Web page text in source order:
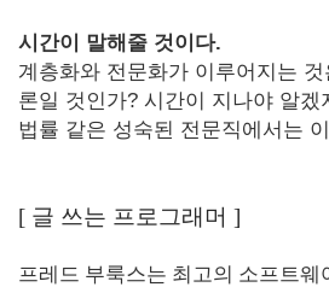
시간이 말해줄 것이다.
계층화와 전문화가 이루어지는
론일 것인가? 시간이 지나야 알
법률 같은 성숙된 전문직에서는
[ 글 쓰는 프로그래머 ]
프레드 부룩스는 최고의 소프트웨